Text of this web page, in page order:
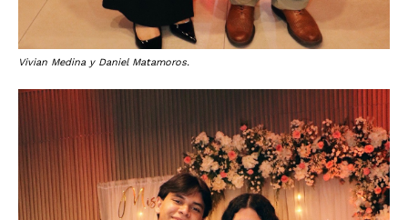
Vivian Medina y Daniel Matamoros.